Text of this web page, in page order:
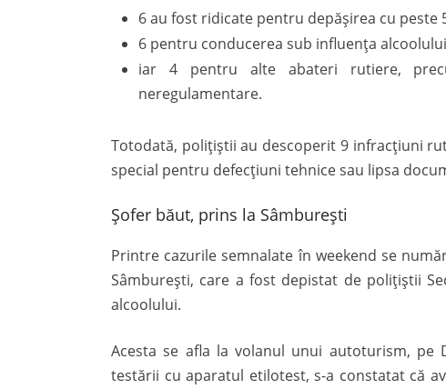
6 au fost ridicate pentru depășirea cu peste
6 pentru conducerea sub influența
iar 4 pentru alte abateri rutiere,
neregulamentare.
Totodată, polițiștii au descoperit 9 infracțiuni
special pentru defecțiuni tehnice sau lipsa
Șofer băut, prins la Sâmburești
Printre cazurile semnalate în weekend se
Sâmburești, care a fost depistat de polițiștii
alcoolului.
Acesta se afla la volanul unui autoturism,
testării cu aparatul etilotest, s-a constatat că